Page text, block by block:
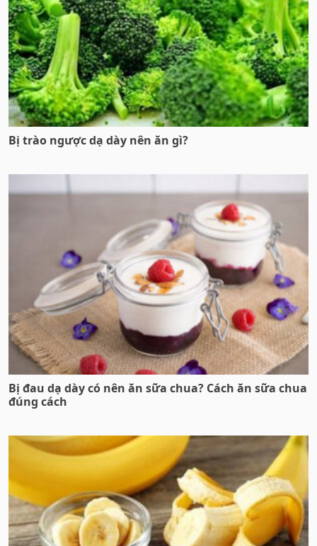
Bị trào ngược dạ dày nên ăn gì?
Bị đau dạ dày có nên ăn sữa chua? Cách ăn sữa chua
đúng cách